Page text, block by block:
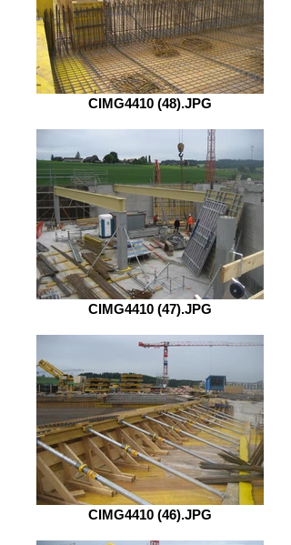
CIMG4410 (48).JPG
CIMG4410 (47).JPG
CIMG4410 (46).JPG